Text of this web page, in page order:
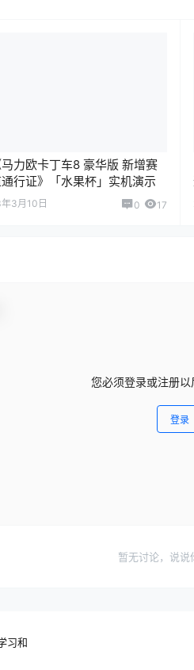
马力欧卡丁车8 豪华版 新增赛
行证》「水果杯」实机演示
3月10日 0 17
您必须登录或注册
登录
暂无讨论，说说
习和